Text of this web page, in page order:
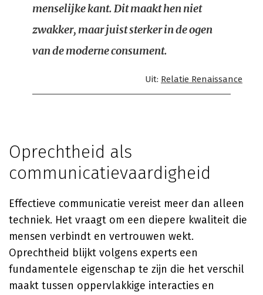
menselijke kant. Dit maakt hen niet
zwakker, maar juist sterker in de ogen
van de moderne consument.
Uit: Relatie Renaissance
Oprechtheid als
communicatievaardigheid
Effectieve communicatie vereist meer dan alleen
techniek. Het vraagt om een diepere kwaliteit die
mensen verbindt en vertrouwen wekt.
Oprechtheid blijkt volgens experts een
fundamentele eigenschap te zijn die het verschil
maakt tussen oppervlakkige interacties en